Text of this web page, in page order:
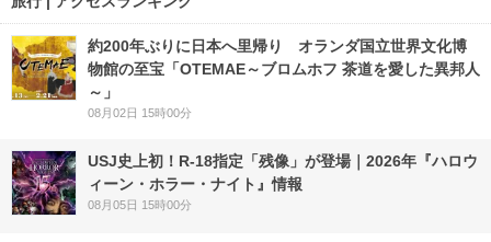
約200年ぶりに日本へ里帰り オランダ国立世界文化博
物館の至宝「OTEMAE～ブロムホフ 茶道を愛した異邦人
～」
08月02日 15時00分
USJ史上初！R-18指定「残像」が登場｜2026年『ハロウ
ィーン・ホラー・ナイト』情報
08月05日 15時00分